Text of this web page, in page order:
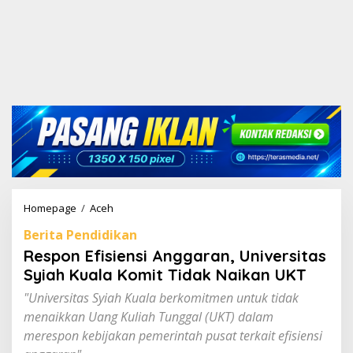
Homepage / Aceh
s
p
o
n
E
f
i
s
Berita Pendidikan
Respon Efisiensi Anggaran, Universitas
Syiah Kuala Komit Tidak Naikan UKT
"Universitas Syiah Kuala berkomitmen untuk tidak
menaikkan Uang Kuliah Tunggal (UKT) dalam
merespon kebijakan pemerintah pusat terkait efisiensi